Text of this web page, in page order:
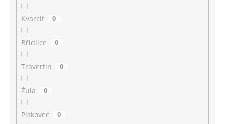
Kvarcit 0
Břidlice 0
Travertin 0
Žula 0
Pískovec 0